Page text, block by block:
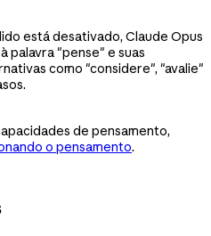
está desativado, Claude Opus
palavra "pense" e suas
como "considere", "avalie"
de pensamento,
o pensamento.